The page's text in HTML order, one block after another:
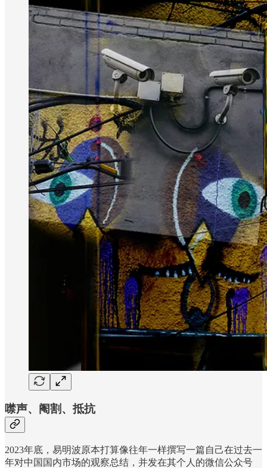
噤声、阉割、抵抗
2023年底，易明波原本打算像往年一样撰写一篇自己在过去一
年对中国国内市场的观察总结，并发在其个人的微信公众号